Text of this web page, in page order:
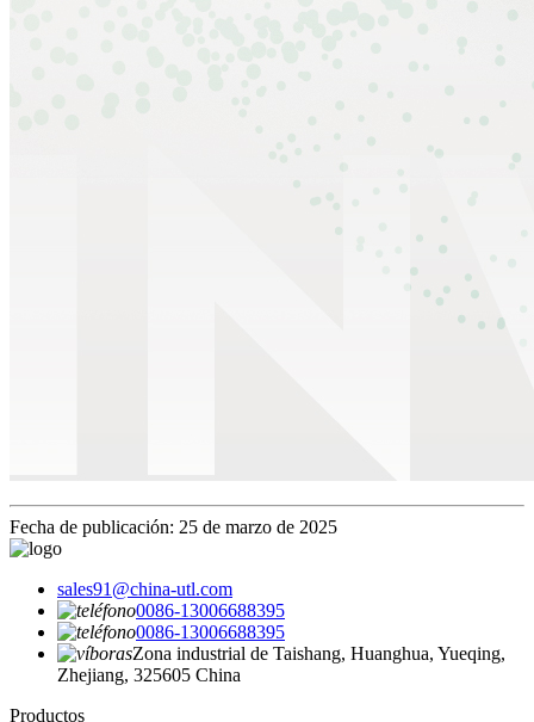
Fecha de publicación: 25 de marzo de 2025
sales91@china-utl.com
0086-13006688395
0086-13006688395
Zona industrial de Taishang, Huanghua, Yueqing,
Zhejiang, 325605 China
Productos